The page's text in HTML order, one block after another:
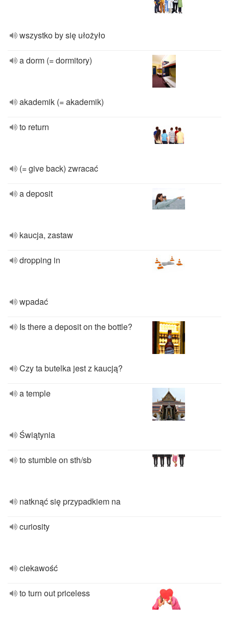
wszystko by się ułożyło
a dorm (= dormitory)
akademik (= akademik)
to return
(= give back) zwracać
a deposit
kaucja, zastaw
dropping in
wpadać
Is there a deposit on the bottle?
Czy ta butelka jest z kaucją?
a temple
Świątynia
to stumble on sth/sb
natknąć się przypadkiem na
curiosity
ciekawość
to turn out priceless